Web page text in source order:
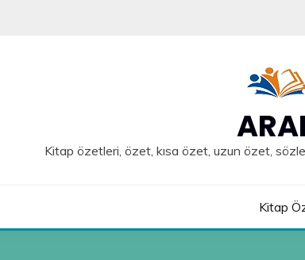
Kitap özetleri, özet, kısa özet, uzun özet,
Kitap